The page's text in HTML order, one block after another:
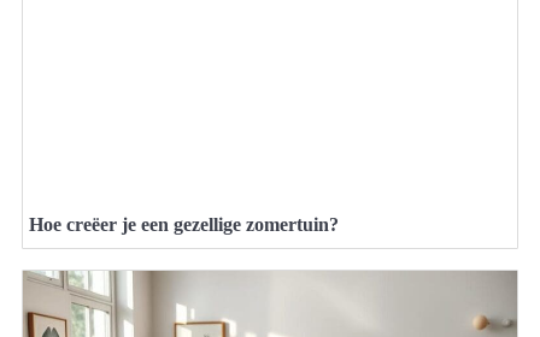
Hoe creëer je een gezellige zomertuin?